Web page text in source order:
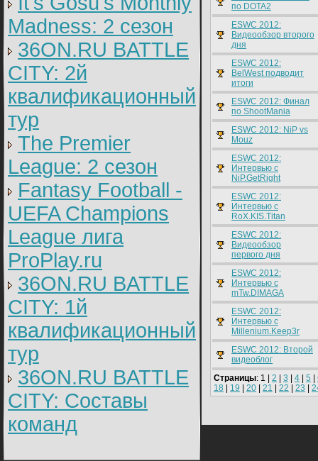
Madness: 2 сезон
36ON.RU BATTLE
CITY: 2й
квалификационный
тур
The Premier
League: 2 cезон
Fantasy Football -
UEFA Champions
League лига
ProPlay.ru
36ON.RU BATTLE
CITY: 1й
квалификационный
тур
36ON.RU BATTLE
CITY: Составы
команд
по DOTA2
ESWC 2012:
Видеообзор второго
дня
ESWC 2012:
BelWest подводит
итоги
ESWC 2012: Финал
по ShootMania
ESWC 2012: NiP vs
Mouz
ESWC 2012:
Интервью с
NiP.GetRight
ESWC 2012:
Интервью с
RoX.KIS.Titan
ESWC 2012:
Видеообзор
первого дня
ESWC 2012:
Интервью с
mTw.DIMAGA
ESWC 2012:
Интервью с
Millenium.Keep3r
ESWC 2012: Второй
видеоблог
Страницы: 1 | 2 3 4 5
18
19 20 21 22 23